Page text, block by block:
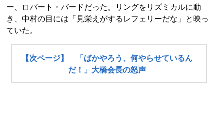
ー、ロバート・バードだった。リングをリズミカルに動
き、中村の目には「見栄えがするレフェリーだな」と映っ
ていた。
【次ページ】 「ばかやろう、何やらせているん
だ！」大橋会長の怒声